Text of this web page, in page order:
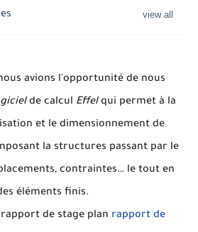
avions l'opportunité de nous
de calcul Effelqui permet à la
et le dimensionnement de
la structures passant par le
contraintes… le tout en
éléments finis.
de stage plan rapport de